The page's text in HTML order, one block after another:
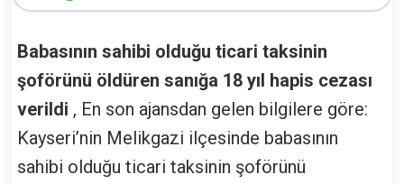
Babasının sahibi olduğu ticari taksinin
şoförünü öldüren sanığa 18 yıl hapis cezası
verildi , En son ajansdan gelen bilgilere göre:
Kayseri’nin Melikgazi ilçesinde babasının
sahibi olduğu ticari taksinin şoförünü